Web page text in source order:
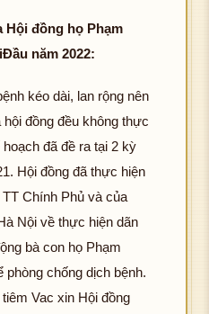
Hội đồng họ Phạm
Đầu năm 2022:
kéo dài, lan rộng nên
hội đồng đều không thực
đã đề ra tại 2 kỳ
Hội đồng đã thực hiện
Chính Phủ và của
Nội về thực hiện dãn
bà con họ Phạm
phòng chống dịch bệnh.
Vac xin Hội đồng